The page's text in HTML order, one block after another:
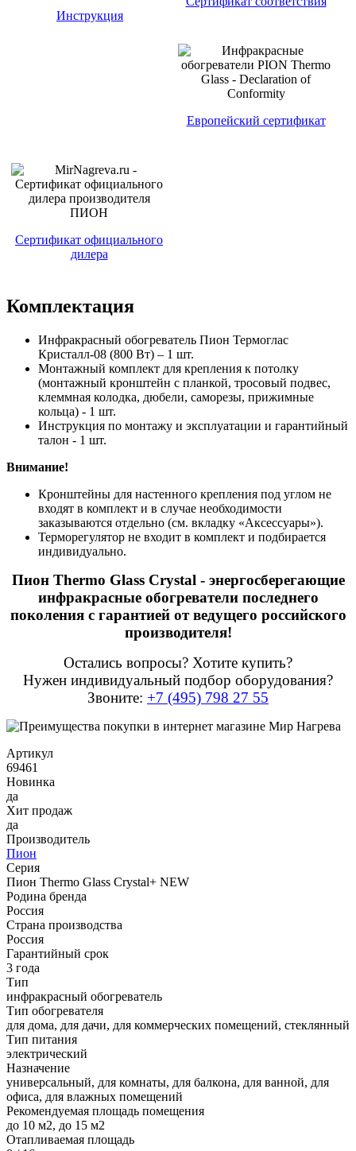
Инструкция
Европейский сертификат
Сертификат официального
дилера
Комплектация
Инфракрасный обогреватель Пион Термоглас
Кристалл-08 (800 Вт) – 1 шт.
Монтажный комплект для крепления к потолку
(монтажный кронштейн с планкой, тросовый подвес,
клеммная колодка, дюбели, саморезы, прижимные
кольца) - 1 шт.
Инструкция по монтажу и эксплуатации и гарантийный
талон - 1 шт.
Внимание!
Кронштейны для настенного крепления под углом не
входят в комплект и в случае необходимости
заказываются отдельно (см. вкладку «Аксессуары»).
Терморегулятор не входит в комплект и подбирается
индивидуально.
Пион Thermo Glass Crystal - энергосберегающие
инфракрасные обогреватели последнего
поколения с гарантией от ведущего российского
производителя!
Остались вопросы? Хотите купить?
Нужен индивидуальный подбор оборудования?
Звоните: +7 (495) 798 27 55
Артикул
69461
Новинка
да
Хит продаж
да
Производитель
Пион
Серия
Пион Thermo Glass Сrystal+ NEW
Родина бренда
Россия
Страна производства
Россия
Гарантийный срок
3 года
Тип
инфракрасный обогреватель
Тип обогревателя
для дома, для дачи, для коммерческих помещений, стеклянный
Тип питания
электрический
Назначение
универсальный, для комнаты, для балкона, для ванной, для
офиса, для влажных помещений
Рекомендуемая площадь помещения
до 10 м2, до 15 м2
Отапливаемая площадь